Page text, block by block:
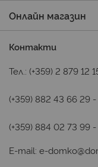
Онлайн магазин
Контакти
Тел.: (+359) 2 879 12
(+359) 882 43 66 29
(+359) 884 02 73 99
E-mail: e-